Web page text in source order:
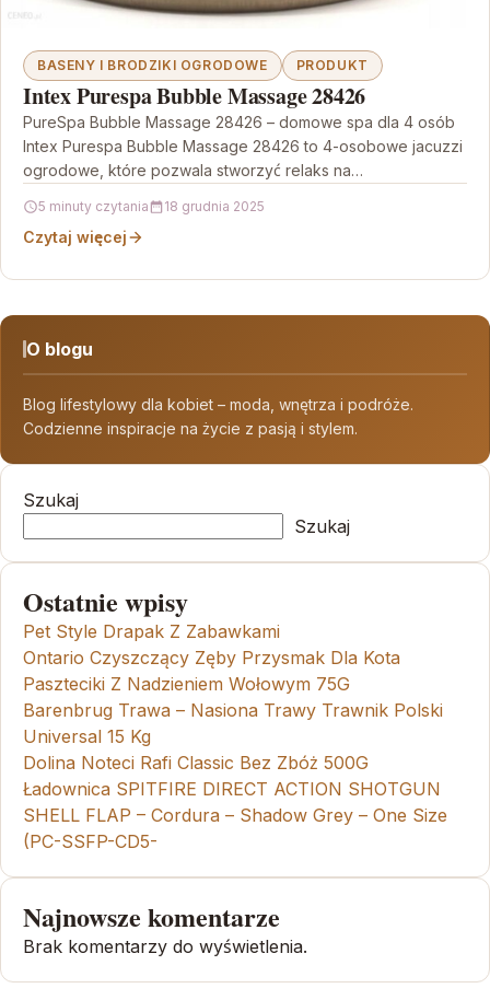
BASENY I BRODZIKI OGRODOWE PRODUKT
Intex Purespa Bubble Massage 28426
PureSpa Bubble Massage 28426 – domowe spa dla 4 osób
Intex Purespa Bubble Massage 28426 to 4-osobowe jacuzzi
ogrodowe, które pozwala stworzyć relaks na…
5 minuty czytania 18 grudnia 2025
Czytaj więcej
O blogu
Blog lifestylowy dla kobiet – moda, wnętrza i podróże.
Codzienne inspiracje na życie z pasją i stylem.
Szukaj
Szukaj
Ostatnie wpisy
Pet Style Drapak Z Zabawkami
Ontario Czyszczący Zęby Przysmak Dla Kota
Paszteciki Z Nadzieniem Wołowym 75G
Barenbrug Trawa – Nasiona Trawy Trawnik Polski
Universal 15 Kg
Dolina Noteci Rafi Classic Bez Zbóż 500G
Ładownica SPITFIRE DIRECT ACTION SHOTGUN
SHELL FLAP – Cordura – Shadow Grey – One Size
(PC-SSFP-CD5-
Najnowsze komentarze
Brak komentarzy do wyświetlenia.